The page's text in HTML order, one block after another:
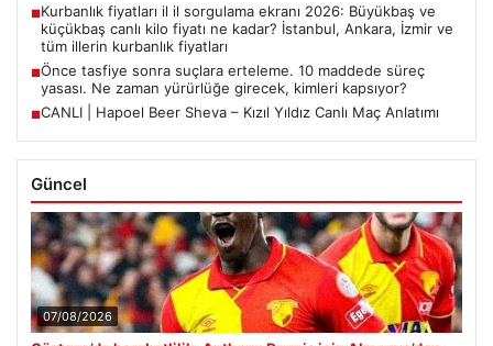
■Kurbanlık fiyatları il il sorgulama ekranı 2026: Büyükbaş ve
küçükbaş canlı kilo fiyatı ne kadar? İstanbul, Ankara, İzmir ve
tüm illerin kurbanlık fiyatları
■Önce tasfiye sonra suçlara erteleme. 10 maddede süreç
yasası. Ne zaman yürürlüğe girecek, kimleri kapsıyor?
■CANLI | Hapoel Beer Sheva – Kızıl Yıldız Canlı Maç Anlatımı
Güncel
07/08/2026